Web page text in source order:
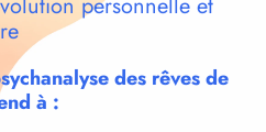
personnelle et
des rêves de
à :